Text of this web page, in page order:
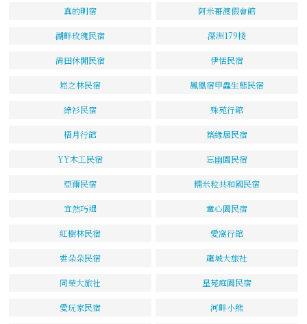
真的明宿 阿米哥渡假會館
湖畔玫瑰民宿 深洲179棧
清田休閒民宿 伊恬民宿
崧之林民宿 鳳凰宿甲蟲生態民宿
綠衫民宿 殊苑行館
梧月行館 築緣居民宿
YY木工民宿 忘幽園民宿
亞爾民宿 糯米粒共和國民宿
宜然巧遇 童心園民宿
紅樹林民宿 愛窩行館
雲朵朵民宿 龍城大旅社
同榮大旅社 星苑庭園民宿
愛玩家民宿 河畔小熊